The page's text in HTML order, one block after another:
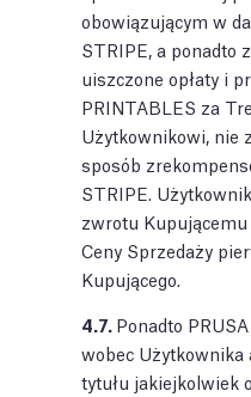
obowiązującym w
STRIPE, a ponadto
uiszczone opłaty i
PRINTABLES za
Użytkownikowi, nie
sposób
STRIPE.
zwrotu
Ceny Sprzedaży
Kupującego.
4.7. Ponadto
wobec
tytułu jakiejkolwiek